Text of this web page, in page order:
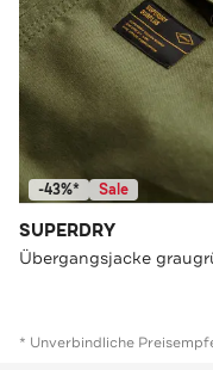
-43%* Sale
SUPERDRY
Übergangsjacke
* Unverbindliche